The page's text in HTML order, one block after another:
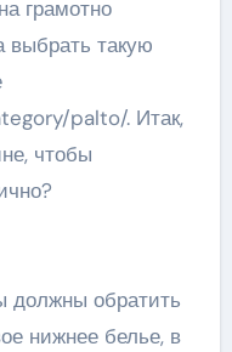
грамотно
выбрать такую
palto/. Итак,
чтобы
обратить
нижнее белье, в